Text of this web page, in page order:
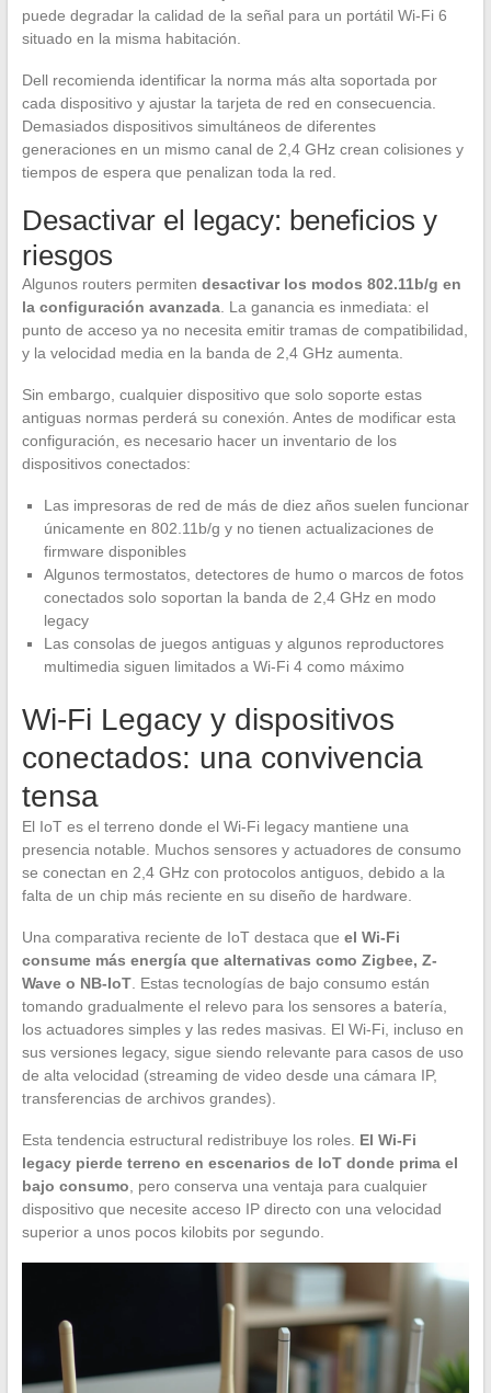
puede degradar la calidad de la señal para un portátil Wi-Fi 6
situado en la misma habitación.
Dell recomienda identificar la norma más alta soportada por
cada dispositivo y ajustar la tarjeta de red en consecuencia.
Demasiados dispositivos simultáneos de diferentes
generaciones en un mismo canal de 2,4 GHz crean colisiones y
tiempos de espera que penalizan toda la red.
Desactivar el legacy: beneficios y
riesgos
Algunos routers permiten desactivar los modos 802.11b/g en
la configuración avanzada. La ganancia es inmediata: el
punto de acceso ya no necesita emitir tramas de compatibilidad,
y la velocidad media en la banda de 2,4 GHz aumenta.
Sin embargo, cualquier dispositivo que solo soporte estas
antiguas normas perderá su conexión. Antes de modificar esta
configuración, es necesario hacer un inventario de los
dispositivos conectados:
Las impresoras de red de más de diez años suelen funcionar
únicamente en 802.11b/g y no tienen actualizaciones de
firmware disponibles
Algunos termostatos, detectores de humo o marcos de fotos
conectados solo soportan la banda de 2,4 GHz en modo
legacy
Las consolas de juegos antiguas y algunos reproductores
multimedia siguen limitados a Wi-Fi 4 como máximo
Wi-Fi Legacy y dispositivos
conectados: una convivencia
tensa
El IoT es el terreno donde el Wi-Fi legacy mantiene una
presencia notable. Muchos sensores y actuadores de consumo
se conectan en 2,4 GHz con protocolos antiguos, debido a la
falta de un chip más reciente en su diseño de hardware.
Una comparativa reciente de IoT destaca que el Wi-Fi
consume más energía que alternativas como Zigbee, Z-
Wave o NB-IoT. Estas tecnologías de bajo consumo están
tomando gradualmente el relevo para los sensores a batería,
los actuadores simples y las redes masivas. El Wi-Fi, incluso en
sus versiones legacy, sigue siendo relevante para casos de uso
de alta velocidad (streaming de video desde una cámara IP,
transferencias de archivos grandes).
Esta tendencia estructural redistribuye los roles. El Wi-Fi
legacy pierde terreno en escenarios de IoT donde prima el
bajo consumo , pero conserva una ventaja para cualquier
dispositivo que necesite acceso IP directo con una velocidad
superior a unos pocos kilobits por segundo.